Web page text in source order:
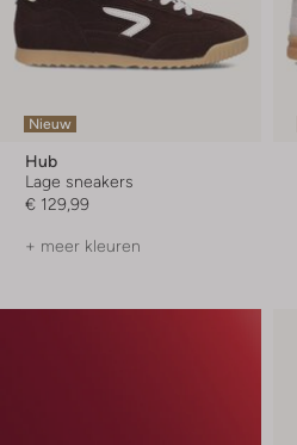
Nieuw
Hub
Lage sneakers
€ 129,99
+ meer kleuren